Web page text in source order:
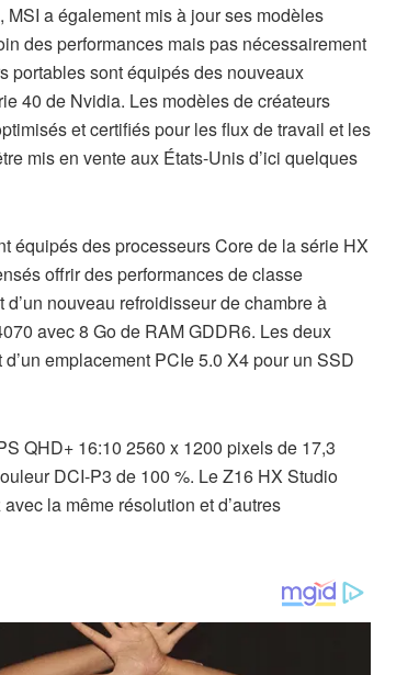
a également mis à jour ses modèles
des performances mais pas nécessairement
portables sont équipés des nouveaux
40 de Nvidia. Les modèles de créateurs
et certifiés pour les flux de travail et les
mis en vente aux États-Unis d’ici quelques
équipés des processeurs Core de la série HX
offrir des performances de classe
nouveau refroidisseur de chambre à
avec 8 Go de RAM GDDR6. Les deux
emplacement PCIe 5.0 X4 pour un SSD
QHD+ 16:10 2560 x 1200 pixels de 17,3
DCI-P3 de 100 %. Le Z16 HX Studio
la même résolution et d’autres